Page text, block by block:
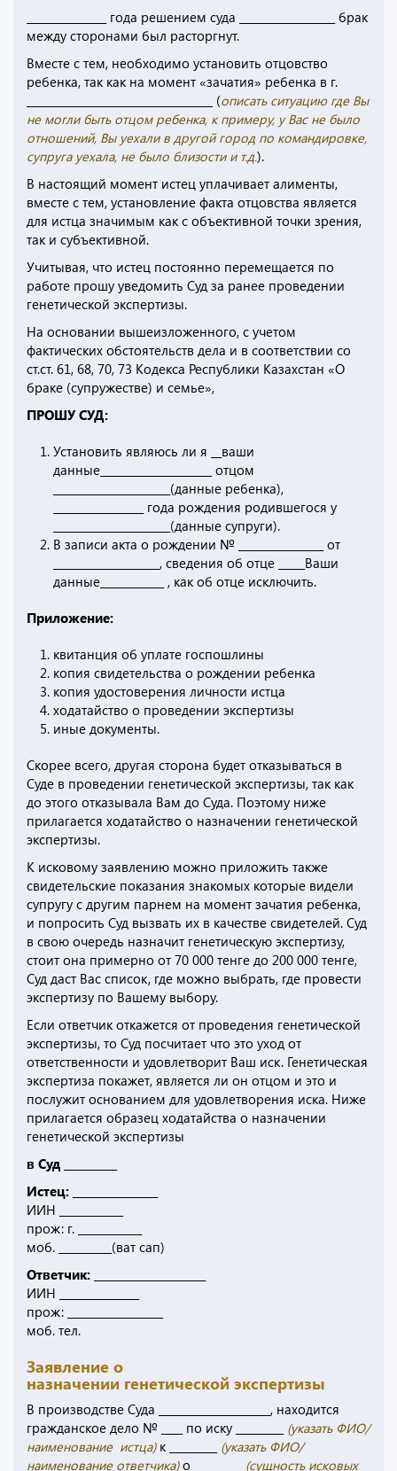
_______________ года решением суда __________________ брак
между сторонами был расторгнут.
Вместе с тем, необходимо установить отцовство
ребенка, так как на момент «зачатия» ребенка в г.
___________________________________ (описать ситуацию где Вы
не могли быть отцом ребенка, к примеру, у Вас не было
отношений, Вы уехали в другой город по командировке,
супруга уехала, не было близости и т.д.).
В настоящий момент истец уплачивает алименты,
вместе с тем, установление факта отцовства является
для истца значимым как с объективной точки зрения,
так и субъективной.
Учитывая, что истец постоянно перемещается по
работе прошу уведомить Суд за ранее проведении
генетической экспертизы.
На основании вышеизложенного, с учетом
фактических обстоятельств дела и в соответствии со
ст.ст. 61, 68, 70, 73 Кодекса Республики Казахстан «О
браке (супружестве) и семье»,
ПРОШУ СУД:
Установить являюсь ли я __ваши
данные_____________________ отцом
______________________(данные ребенка),
_________________ года рождения родившегося у
______________________(данные супруги).
В записи акта о рождении № ________________ от
____________________, сведения об отце _____Ваши
данные____________ , как об отце исключить.
Приложение:
квитанция об уплате госпошлины
копия свидетельства о рождении ребенка
копия удостоверения личности истца
ходатайство о проведении экспертизы
иные документы.
Скорее всего, другая сторона будет отказываться в
Суде в проведении генетической экспертизы, так как
до этого отказывала Вам до Суда. Поэтому ниже
прилагается ходатайство о назначении генетической
экспертизы.
К исковому заявлению можно приложить также
свидетельские показания знакомых которые видели
супругу с другим парнем на момент зачатия ребенка,
и попросить Суд вызвать их в качестве свидетелей. Суд
в свою очередь назначит генетическую экспертизу,
стоит она примерно от 70 000 тенге до 200 000 тенге,
Суд даст Вас список, где можно выбрать, где провести
экспертизу по Вашему выбору.
Если ответчик откажется от проведения генетической
экспертизы, то Суд посчитает что это уход от
ответственности и удовлетворит Ваш иск. Генетическая
экспертиза покажет, является ли он отцом и это и
послужит основанием для удовлетворения иска. Ниже
прилагается образец ходатайства о назначении
генетической экспертизы
в Суд __________
Истец:
ИИН ____________
прож: г. ____________
моб. __________(ват сап)
Ответчик:
ИИН _______________
прож: __________________
моб. тел.
Заявление о
назначении генетической экспертизы
В производстве Суда _____________________, находится
гражданское дело № ____ по иску _________ (указать ФИО/
наименование истца)к _________ (указать ФИО/
наименование ответчика)о _________ (сущность исковых